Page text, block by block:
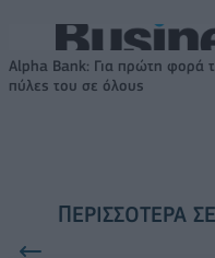
Alpha Bank: Για πρώτη φορά
πύλες του σε όλους
ΠΕΡΙΣΣΌΤΕΡΑ